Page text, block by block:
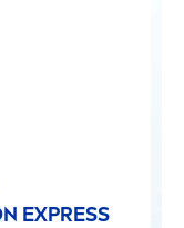
EXPRESS